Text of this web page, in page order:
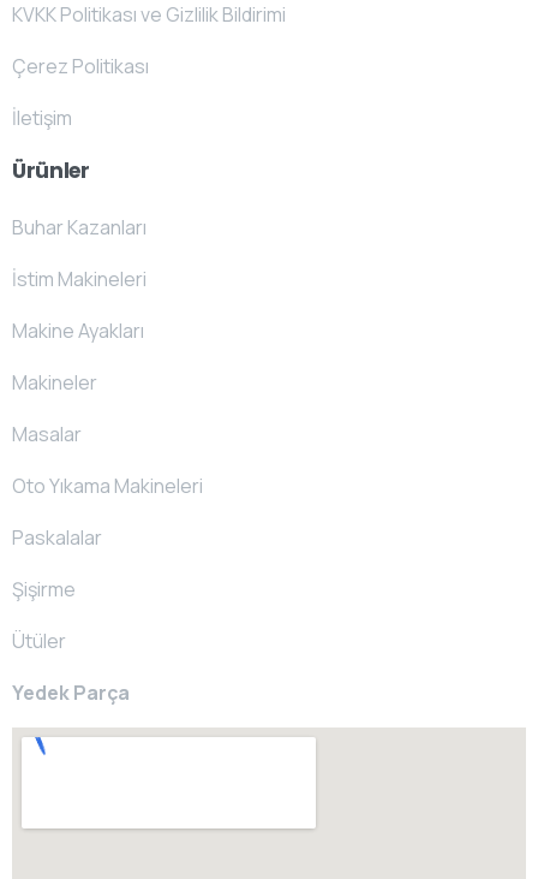
KVKK Politikası ve Gizlilik Bildirimi
Çerez Politikası
İletişim
Ürünler
Buhar Kazanları
İstim Makineleri
Makine Ayakları
Makineler
Masalar
Oto Yıkama Makineleri
Paskalalar
Şişirme
Ütüler
Yedek Parça